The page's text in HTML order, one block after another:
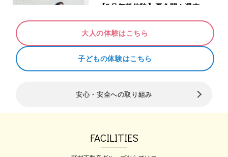
【8月無料体験】夏全開！週末
2026.08.07
【無料体験WEEK】8/24~8/30
体験してみませんか？
【無料体験WEEK】 8月24日（月）
大人の体験はこちら
子どもの体験はこちら
安心・安全への取り組み
FACILITIES